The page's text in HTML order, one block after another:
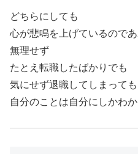
どちらにしても
心が悲鳴を上げているので
無理せず
たとえ転職したばかりでも
気にせず退職してしまっても
自分のことは自分にしかわ